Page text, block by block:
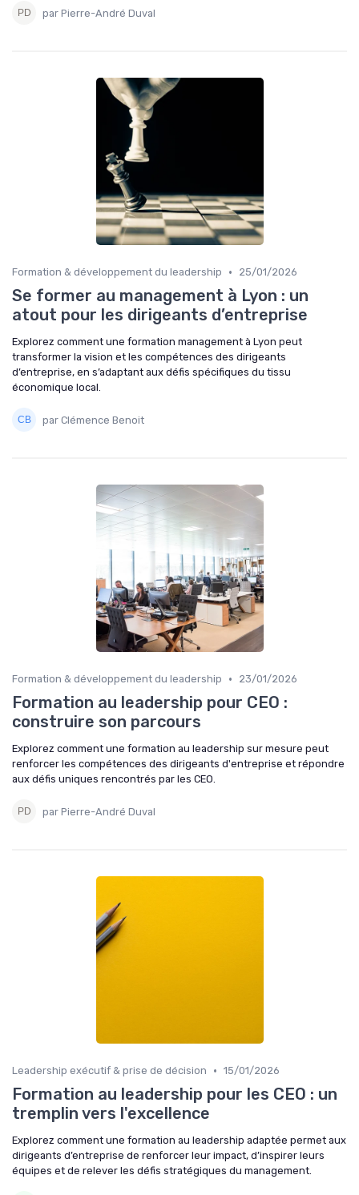
par Pierre-André Duval
Formation & développement du leadership • 25/01/2026
Se former au management à Lyon : un
atout pour les dirigeants d’entreprise
Explorez comment une formation management à Lyon peut
transformer la vision et les compétences des dirigeants
d’entreprise, en s’adaptant aux défis spécifiques du tissu
économique local.
par Clémence Benoit
Formation & développement du leadership • 23/01/2026
Formation au leadership pour CEO :
construire son parcours
Explorez comment une formation au leadership sur mesure peut
renforcer les compétences des dirigeants d'entreprise et répondre
aux défis uniques rencontrés par les CEO.
par Pierre-André Duval
Leadership exécutif & prise de décision • 15/01/2026
Formation au leadership pour les CEO : un
tremplin vers l'excellence
Explorez comment une formation au leadership adaptée permet aux
dirigeants d’entreprise de renforcer leur impact, d’inspirer leurs
équipes et de relever les défis stratégiques du management.